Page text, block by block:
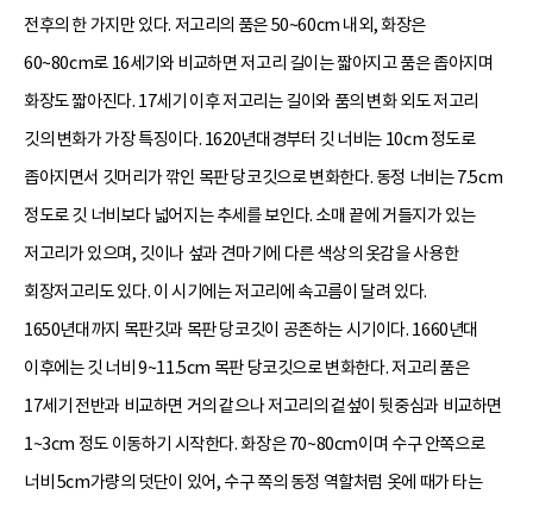
전후의 한 가지만 있다. 저고리의 품은 50~60cm 내외, 화장은
60~80cm로 16세기와 비교하면 저고리 길이는 짧아지고 품은 좁아지며
화장도 짧아진다. 17세기 이후 저고리는 길이와 품의 변화 외도 저고리
깃의 변화가 가장 특징이다. 1620년대경부터 깃 너비는 10cm 정도로
좁아지면서 깃머리가 깎인 목판 당코깃으로 변화한다. 동정 너비는 7.5cm
정도로 깃 너비보다 넓어지는 추세를 보인다. 소매 끝에 거들지가 있는
저고리가 있으며, 깃이나 섶과 견마기에 다른 색상의 옷감을 사용한
회장저고리도 있다. 이 시기에는 저고리에 속고름이 달려 있다.
1650년대까지 목판깃과 목판 당코깃이 공존하는 시기이다. 1660년대
이후에는 깃 너비 9~11.5cm 목판 당코깃으로 변화한다. 저고리 품은
17세기 전반과 비교하면 거의 같으나 저고리의 겉섶이 뒷중심과 비교하면
1~3cm 정도 이동하기 시작한다. 화장은 70~80cm이며 수구 안쪽으로
너비 5cm가량의 덧단이 있어, 수구 쪽의 동정 역할처럼 옷에 때가 타는